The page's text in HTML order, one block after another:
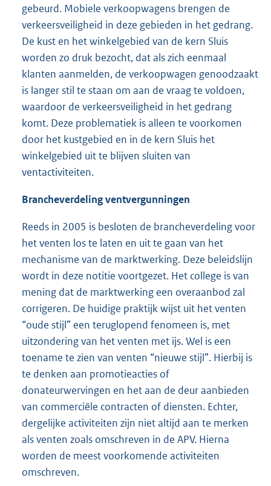
gebeurd. Mobiele verkoopwagens brengen de
verkeersveiligheid in deze gebieden in het gedrang.
De kust en het winkelgebied van de kern Sluis
worden zo druk bezocht, dat als zich eenmaal
klanten aanmelden, de verkoopwagen genoodzaakt
is langer stil te staan om aan de vraag te voldoen,
waardoor de verkeersveiligheid in het gedrang
komt. Deze problematiek is alleen te voorkomen
door het kustgebied en in de kern Sluis het
winkelgebied uit te blijven sluiten van
ventactiviteiten.
Brancheverdeling ventvergunningen
Reeds in 2005 is besloten de brancheverdeling voor
het venten los te laten en uit te gaan van het
mechanisme van de marktwerking. Deze beleidslijn
wordt in deze notitie voortgezet. Het college is van
mening dat de marktwerking een overaanbod zal
corrigeren. De huidige praktijk wijst uit het venten
“oude stijl” een teruglopend fenomeen is, met
uitzondering van het venten met ijs. Wel is een
toename te zien van venten “nieuwe stijl”. Hierbij is
te denken aan promotieacties of
donateurwervingen en het aan de deur aanbieden
van commerciële contracten of diensten. Echter,
dergelijke activiteiten zijn niet altijd aan te merken
als venten zoals omschreven in de APV. Hierna
worden de meest voorkomende activiteiten
omschreven.